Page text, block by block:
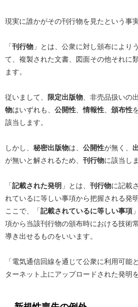
現実に誰かがその刊行物を見たという事
「刊行物 」とは、公衆に対し頒布により
て、複製された文書、図面その他それに
ます。
従いまして、 限定出版物 、非売品扱いの
物はいずれも、 公開性 、情報性 頒布性
該当します。
しかし、 秘密出版物は、 公開性が無く、
が無いと解されるため、 刊行物に該当し
「記載された発明 」とは、 刊行物に記載
れているに等しい事項から把握される発
ここで、「記載されているに等しい事項
項から当該刊行物の頒布時における技術
導き出せるものをいいます。
「電気通信回線を通じて公衆に利用可能
ターネット上にアップロードされた発明